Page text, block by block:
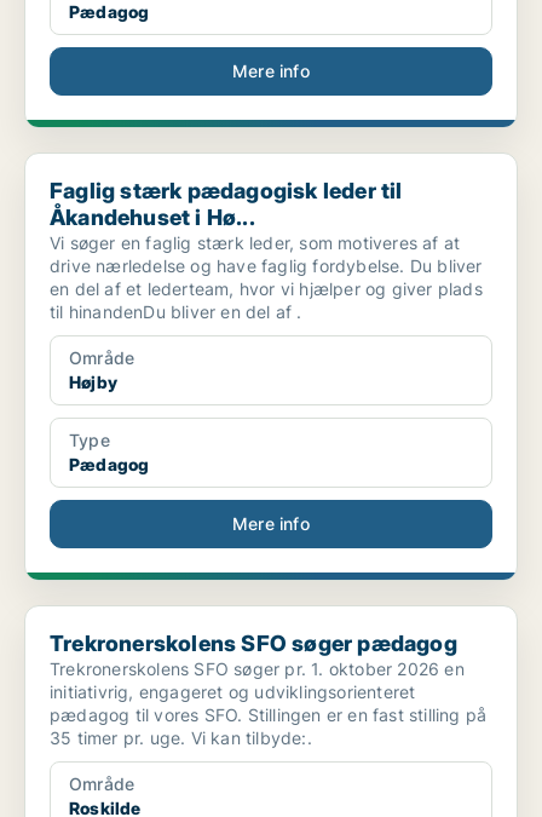
Pædagog
Mere info
Faglig stærk pædagogisk leder til Åkandehuset i Hø...
Faglig stærk pædagogisk leder til
Åkandehuset i Hø...
Vi søger en faglig stærk leder, som motiveres af at
drive nærledelse og have faglig fordybelse. Du bliver
en del af et lederteam, hvor vi hjælper og giver plads
til hinandenDu bliver en del af .
Område
Højby
Type
Pædagog
Mere info
Trekronerskolens SFO søger pædagog
Trekronerskolens SFO søger pædagog
Trekronerskolens SFO søger pr. 1. oktober 2026 en
initiativrig, engageret og udviklingsorienteret
pædagog til vores SFO. Stillingen er en fast stilling på
35 timer pr. uge. Vi kan tilbyde:.
Område
Roskilde